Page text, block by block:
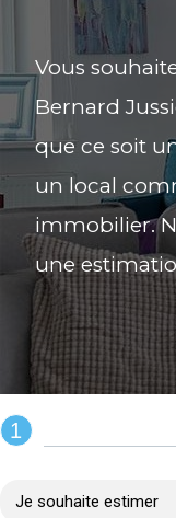
Vous
Bernard
que ce soit
un local
immobilier.
une
1